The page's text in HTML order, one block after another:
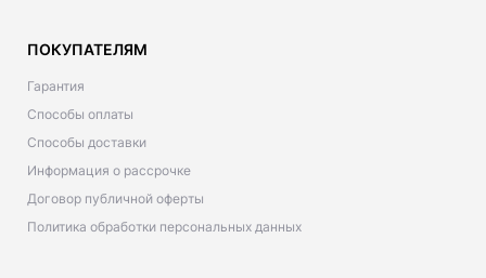
ПОКУПАТЕЛЯМ
Гарантия
Способы оплаты
Способы доставки
Информация о рассрочке
Договор публичной оферты
Политика обработки персональных данных